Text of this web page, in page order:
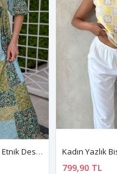
Kadın Yazlık V Yaka Etnik Desenli Uzun Elbise 10B-6955
799,90 TL